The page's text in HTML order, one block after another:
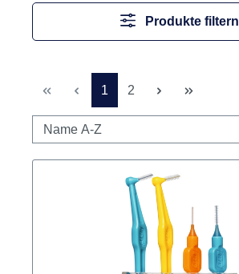
Produkte filtern
Seite
1 Seite
2